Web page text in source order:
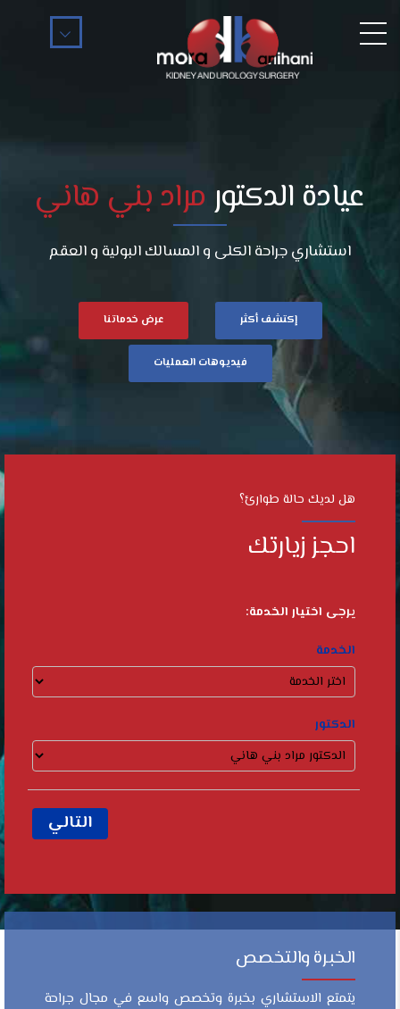
عيادة الدكتور مراد بني هاني
استشاري جراحة الكلى و المسالك البولية و العقم
إكتشف أكثر عرض خدماتنا
فيديوهات العمليات
هل لديك حالة طوارئ؟
احجز زيارتك
يرجى اختيار الخدمة:
الخدمة
الدكتور
التالي
الخبرة والتخصص
يتمتع الاستشاري بخبرة وتخصص واسع في مجال جراحة